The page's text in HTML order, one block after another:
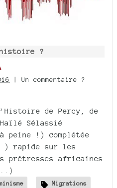
?
| Un commentaire ?
de Percy, de
Sélassié
peine !) complétée
) rapide sur les
prêtresses africaines
Migrations